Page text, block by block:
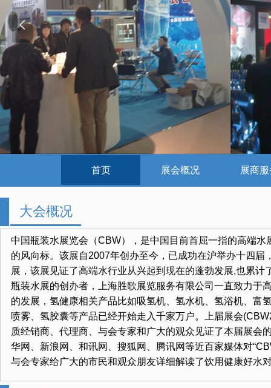
넳
首页 展会概况 展商
中国瓶装水展览会（CBW），是中国目前首屈一指的高端
的风向标。该展自2007年创办至今，已成功在沪举办十四
展，该展见证了高端水行业从兴起到现在的蓬勃发展,也累
瓶装水展的创办者，上海胜歌展览服务有限公司一直致力于
的发展，氢健康相关产品比如吸氢机、氢水机、氢浴机、富
喷雾、氢胶囊等产品已经开始走入千家万户。上届展会
质经销商、代理商、与会专家和广大的观众见证了本届展会
华网、新浪网、和讯网、搜狐网、腾讯网等近百家媒体对
与会专家给广大的市民和观众朋友详细解读了饮用健康好水
大会概况